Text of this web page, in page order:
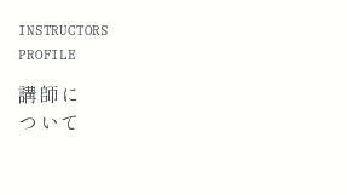
INSTRUCTORS
PROFILE
講師に
ついて